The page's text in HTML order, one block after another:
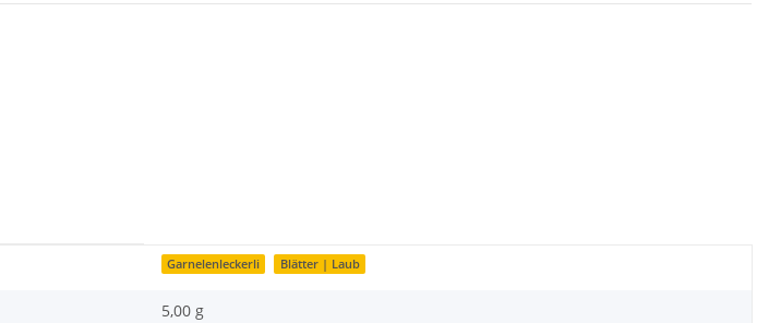
Garnelenleckerli Blätter | Laub
5,00 g